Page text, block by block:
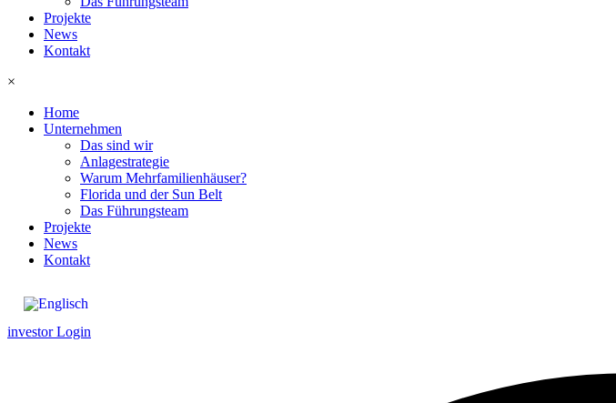
Projekte
News
Kontakt
×
Home
Unternehmen
Das sind wir
Anlagestrategie
Warum Mehrfamilienhäuser?
Florida und der Sun Belt
Das Führungsteam
Projekte
News
Kontakt
investor Login